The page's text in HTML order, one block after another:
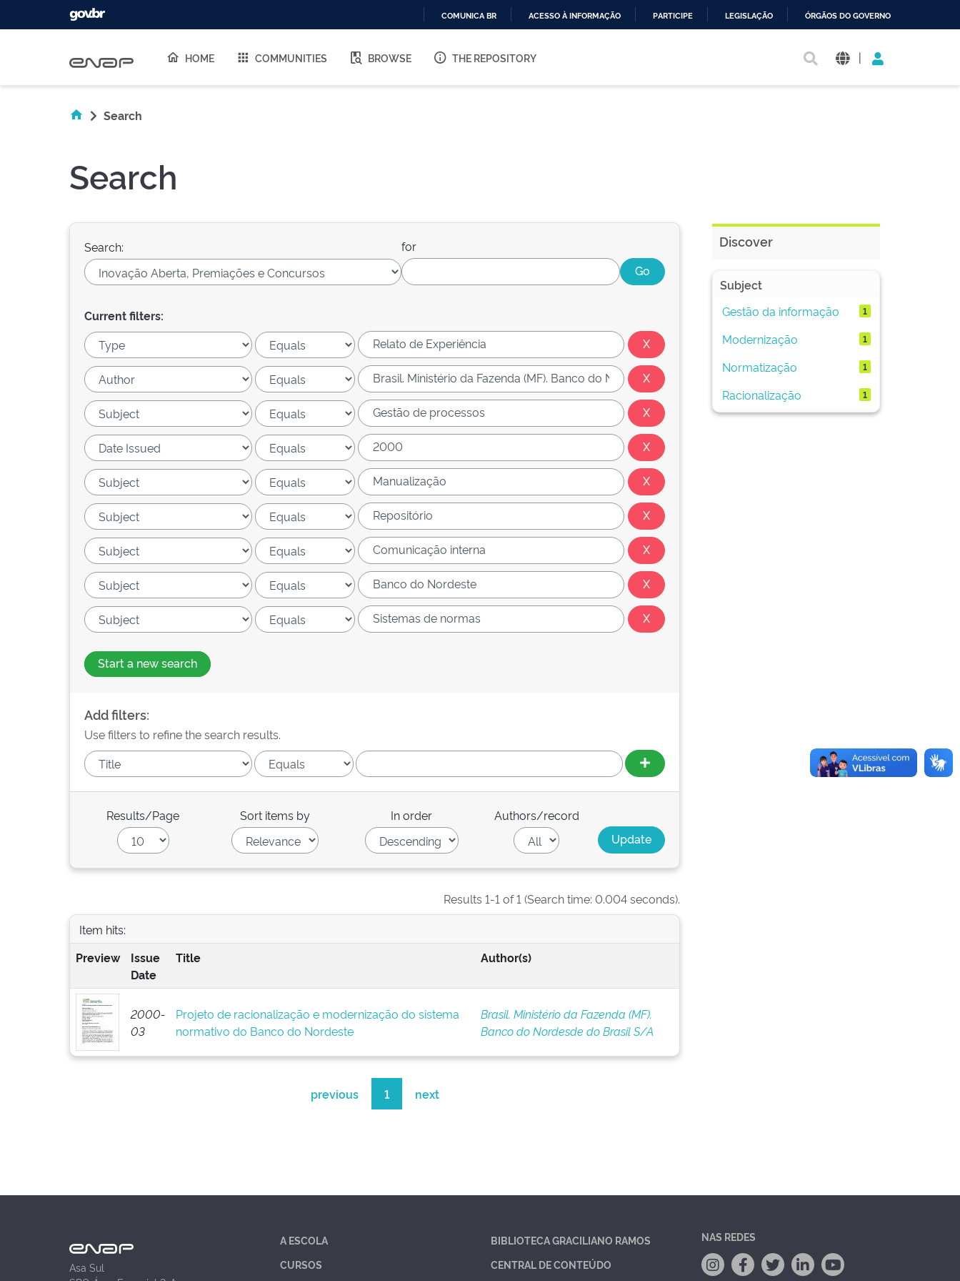
O
COMUNICA BR ACESSO À INFORMAÇÃO PARTICIPE LEGISLAÇÃO ÓRGÃOS DO GOVERNO
HOME COMMUNITIES BROWSE THE REPOSITORY |
Search
Search
Search: for
Current filters:
Start a new search
Add filters:
Use filters to refine the search results.
Results/Page Sort items by In order Authors/record
Results 1-1 of 1 (Search time: 0.004 seconds).
Item hits:
Preview
Issue
Date
Title Author(s)
2000-
03
Projeto de racionalização e modernização do sistema
normativo do Banco do Nordeste
Brasil. Ministério da Fazenda (MF).
Banco do Nordesde do Brasil S/A
previous 1 next
Discover
Subject
Gestão da informação
1
Modernização 1
Normatização 1
Racionalização 1
Asa Sul
A ESCOLA
CURSOS
BIBLIOTECA GRACILIANO RAMOS
CENTRAL DE CONTEÚDO
NAS REDES